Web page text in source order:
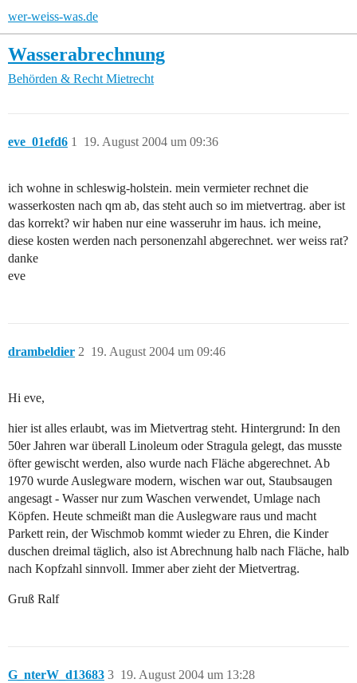
wer-weiss-was.de
Wasserabrechnung
Behörden & Recht Mietrecht
eve_01efd6 19. August 2004 um 09:36
1
ich wohne in schleswig-holstein. mein vermieter rechnet die
wasserkosten nach qm ab, das steht auch so im mietvertrag. aber ist
das korrekt? wir haben nur eine wasseruhr im haus. ich meine,
diese kosten werden nach personenzahl abgerechnet. wer weiss rat?
danke
eve
drambeldier 19. August 2004 um 09:46
2
Hi eve,
hier ist alles erlaubt, was im Mietvertrag steht. Hintergrund: In den
50er Jahren war überall Linoleum oder Stragula gelegt, das musste
öfter gewischt werden, also wurde nach Fläche abgerechnet. Ab
1970 wurde Auslegware modern, wischen war out, Staubsaugen
angesagt - Wasser nur zum Waschen verwendet, Umlage nach
Köpfen. Heute schmeißt man die Auslegware raus und macht
Parkett rein, der Wischmob kommt wieder zu Ehren, die Kinder
duschen dreimal täglich, also ist Abrechnung halb nach Fläche, halb
nach Kopfzahl sinnvoll. Immer aber zieht der Mietvertrag.
Gruß Ralf
G_nterW_d13683 19. August 2004 um 13:28
3